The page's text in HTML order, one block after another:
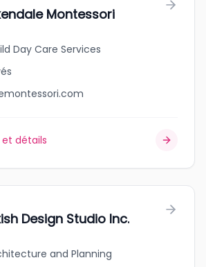
Montessori
Day Care Services
et détails
Design Studio Inc.
and Planning